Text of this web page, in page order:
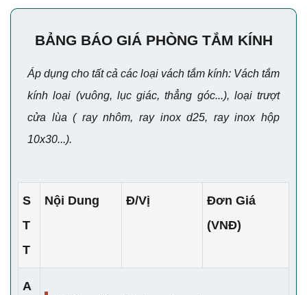
BẢNG BÁO GIÁ PHÒNG TẮM KÍNH
Áp dụng cho tất cả các loại vách tắm kính: Vách tắm
kính loại (vuông, lục giác, thẳng góc...), loại trượt
cửa lùa ( ray nhôm, ray inox d25, ray inox hộp
10x30...).
S
T
T
Nội Dung Đ/Vị
Đơn Giá
(VNĐ)
A